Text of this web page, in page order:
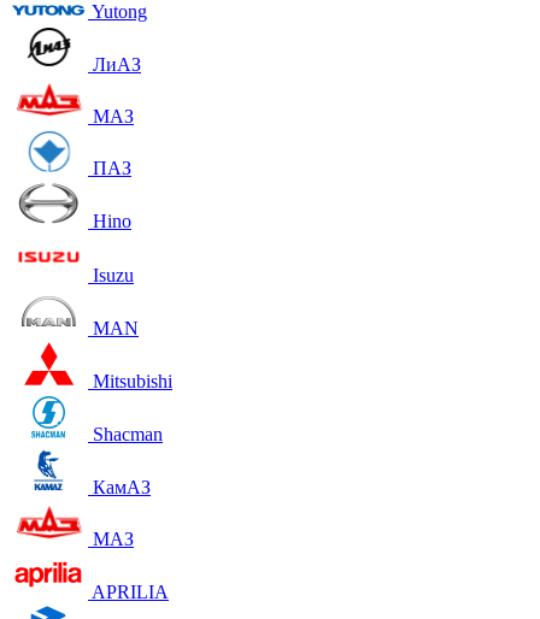
Yutong
ЛиАЗ
МАЗ
ПАЗ
Hino
Isuzu
MAN
Mitsubishi
Shacman
КамАЗ
МАЗ
APRILIA